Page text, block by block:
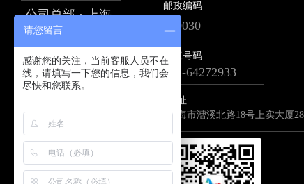
公司总部 · 上海
电话号码
021-64283711
400-820-3711
地址
上海市漕溪北路18号上实大厦
邮政编码
200030
传真号码
021-64272933
请您留言
感谢您的关注，当前客服人员不在
线，请填写一下您的信息，我们会
尽快和您联系。